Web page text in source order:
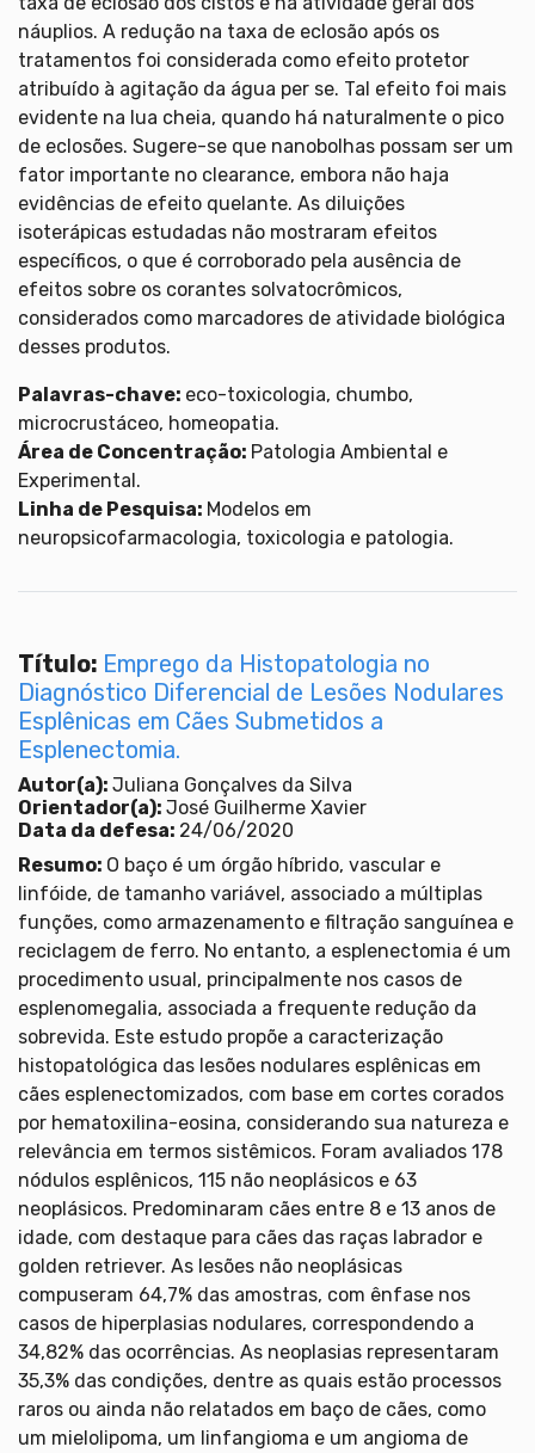
náuplios. A redução na taxa de eclosão após os
tratamentos foi considerada como efeito protetor
atribuído à agitação da água per se. Tal efeito foi mais
evidente na lua cheia, quando há naturalmente o pico
de eclosões. Sugere-se que nanobolhas possam ser um
fator importante no clearance, embora não haja
evidências de efeito quelante. As diluições
isoterápicas estudadas não mostraram efeitos
específicos, o que é corroborado pela ausência de
efeitos sobre os corantes solvatocrômicos,
considerados como marcadores de atividade biológica
desses produtos.
Palavras-chave: eco-toxicologia, chumbo,
microcrustáceo, homeopatia.
Área de Concentração: Patologia Ambiental e
Experimental.
Linha de Pesquisa: Modelos em
neuropsicofarmacologia, toxicologia e patologia.
Título: Emprego da Histopatologia no
Diagnóstico Diferencial de Lesões Nodulares
Esplênicas em Cães Submetidos a
Esplenectomia.
Autor(a): Juliana Gonçalves da Silva
Orientador(a): José Guilherme Xavier
Data da defesa: 24/06/2020
Resumo: O baço é um órgão híbrido, vascular e
linfóide, de tamanho variável, associado a múltiplas
funções, como armazenamento e filtração sanguínea e
reciclagem de ferro. No entanto, a esplenectomia é um
procedimento usual, principalmente nos casos de
esplenomegalia, associada a frequente redução da
sobrevida. Este estudo propõe a caracterização
histopatológica das lesões nodulares esplênicas em
cães esplenectomizados, com base em cortes corados
por hematoxilina-eosina, considerando sua natureza e
relevância em termos sistêmicos. Foram avaliados 178
nódulos esplênicos, 115 não neoplásicos e 63
neoplásicos. Predominaram cães entre 8 e 13 anos de
idade, com destaque para cães das raças labrador e
golden retriever. As lesões não neoplásicas
compuseram 64,7% das amostras, com ênfase nos
casos de hiperplasias nodulares, correspondendo a
34,82% das ocorrências. As neoplasias representaram
35,3% das condições, dentre as quais estão processos
raros ou ainda não relatados em baço de cães, como
um mielolipoma, um linfangioma e um angioma de